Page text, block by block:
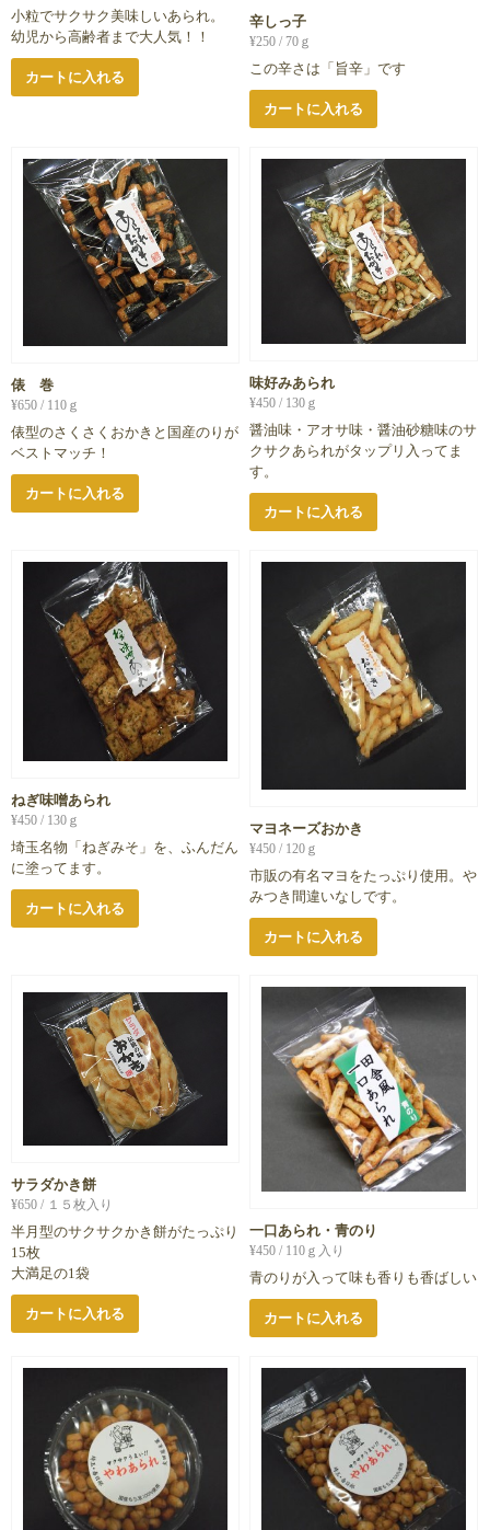
小粒でサクサク美味しいあられ。
幼児から高齢者まで大人気！！
カートに入れる
辛しっ子
¥250 / 70ｇ
この辛さは「旨辛」です
カートに入れる
俵 巻
¥650 / 110ｇ
俵型のさくさくおかきと国産のりが
ベストマッチ！
カートに入れる
味好みあられ
¥450 / 130ｇ
醤油味・アオサ味・醤油砂糖味のサ
クサクあられがタップリ入ってま
す。
カートに入れる
ねぎ味噌あられ
¥450 / 130ｇ
埼玉名物「ねぎみそ」を、ふんだん
に塗ってます。
カートに入れる
マヨネーズおかき
¥450 / 120ｇ
市販の有名マヨをたっぷり使用。や
みつき間違いなしです。
カートに入れる
サラダかき餅
¥650 / １５枚入り
半月型のサクサクかき餅がたっぷり
15枚
大満足の1袋
カートに入れる
一口あられ・青のり
¥450 / 110ｇ入り
青のりが入って味も香りも香ばしい
カートに入れる